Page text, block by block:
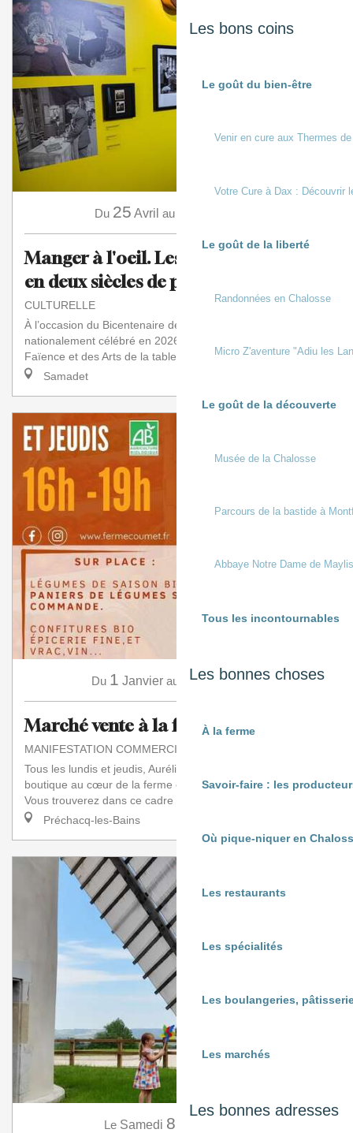
Les bons coins
Le goût du bien-être
Venir en cure aux Thermes
Votre Cure à Dax : Découvrir
Le goût de la liberté
Randonnées en Chalosse
Micro Z'aventure "Adiu les
Le goût de la découverte
Musée de la Chalosse
Parcours de la bastide à
Abbaye Notre Dame de Maylis
Tous les incontournables
Les bonnes choses
À la ferme
Savoir-faire : les
Où pique-niquer en
Les restaurants
Les spécialités
Les boulangeries,
Les marchés
Les bonnes adresses
Du 25 Avril au
Manger à l'oeil. Les Français à table
en deux siècles de photos
CULTURELLE
À l’occasion du Bicentenaire de la Photographie
nationalement célébré en 2026-2027, le Musée de la
Faïence et des Arts de la table a l’honneur de rece...
Samadet
Du 1 Janvier au 31 Décembre
Marché vente à la ferme
MANIFESTATION COMMERCIALE
Tous les lundis et jeudis, Aurélie vous accueille dans sa
boutique au cœur de la ferme en maraîchage biologique.
Vous trouverez dans ce cadre agréable...
Préchacq-les-Bains
Le Samedi 8